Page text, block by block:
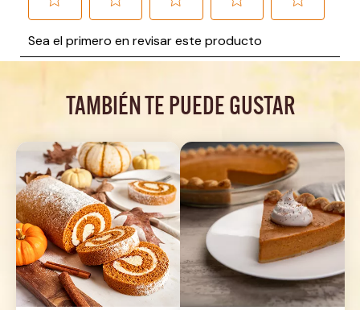
TAMBIÉN TE PUEDE GUSTAR